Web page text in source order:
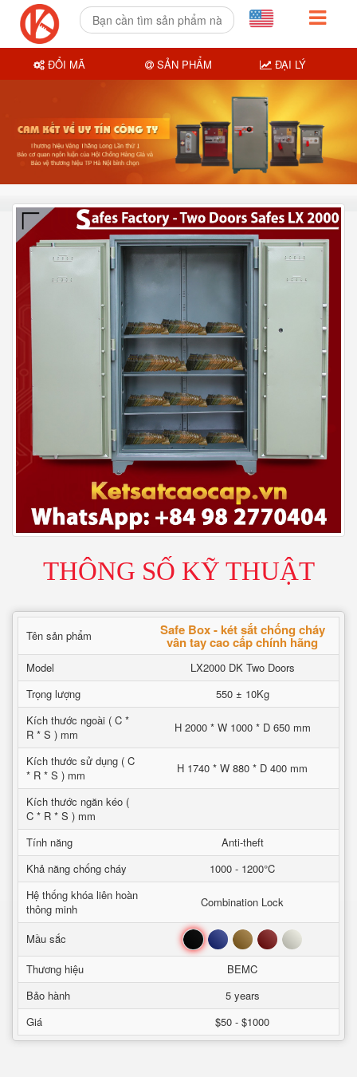
THÔNG SỐ KỸ THUẬT
Tên sản phẩm Safe Box - két sắt chống cháy
vân tay cao cấp chính hãng
Model
LX2000 DK Two Doors
Trọng lượng
550 ± 10Kg
Kích thước ngoài ( C *
R * S ) mm
H 2000 * W 1000 * D 650 mm
Kích thước sử dụng ( C
* R * S ) mm
H 1740 * W 880 * D 400 mm
Kích thước ngăn kéo (
C * R * S ) mm
Tính năng
Anti-theft
Khả năng chống cháy
1000 - 1200°C
Hệ thống khóa liên hoàn
thông minh
Combination Lock
Mầu sắc Đen Xanh Nâu Đỏ Trắng
Thương hiệu
BEMC
Bảo hành
5 years
Giá
$50 - $1000
ĐỔI MÃ SẢN PHẨM ĐẠI LÝ